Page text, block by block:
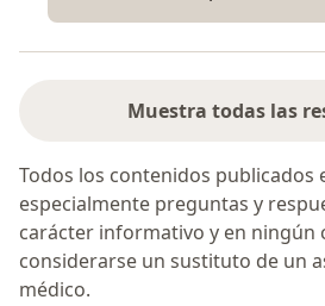
Muestra todas las
Todos los contenidos publicados
especialmente preguntas y
carácter informativo y en ningún
considerarse un sustituto de un
médico.